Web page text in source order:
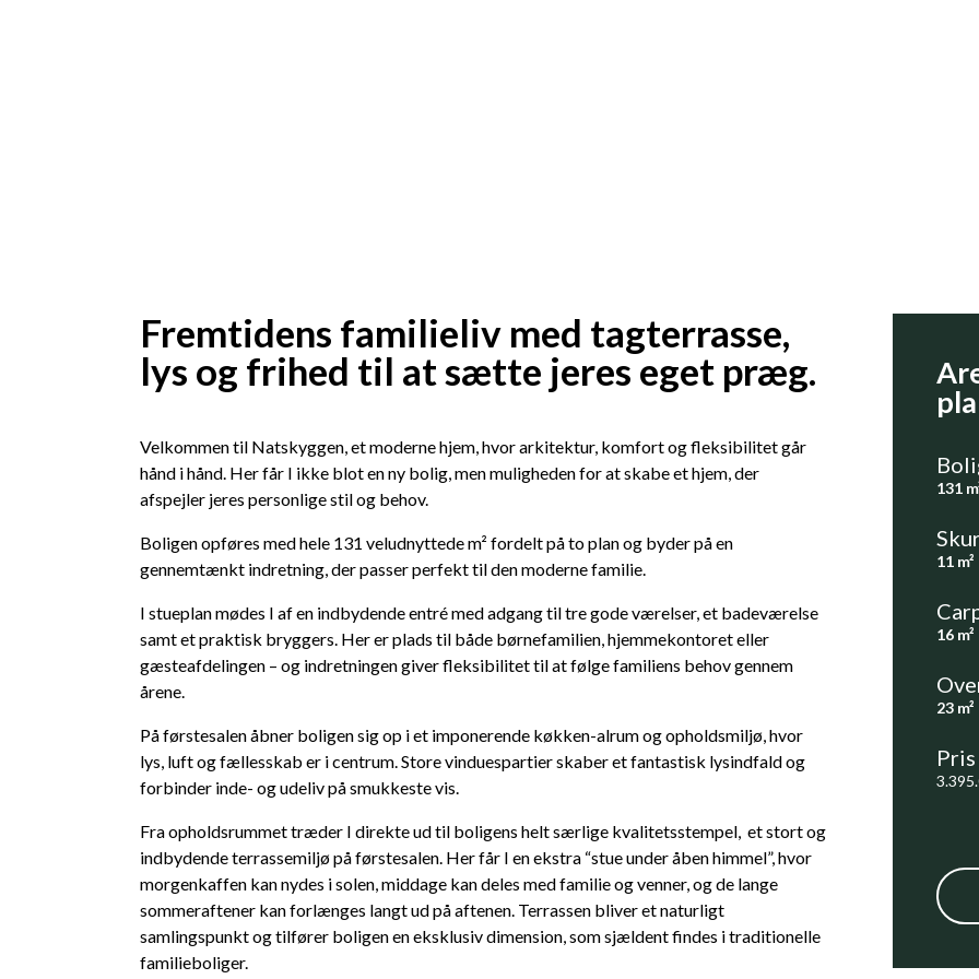
Fremtidens familieliv med tagterrasse,
lys og frihed til at sætte jeres eget præg.
Velkommen til Natskyggen, et moderne hjem, hvor arkitektur, komfort og fleksibilitet går
hånd i hånd. Her får I ikke blot en ny bolig, men muligheden for at skabe et hjem, der
afspejler jeres personlige stil og behov.
Boligen opføres med hele 131 veludnyttede m² fordelt på to plan og byder på en
gennemtænkt indretning, der passer perfekt til den moderne familie.
I stueplan mødes I af en indbydende entré med adgang til tre gode værelser, et badeværelse
samt et praktisk bryggers. Her er plads til både børnefamilien, hjemmekontoret eller
gæsteafdelingen – og indretningen giver fleksibilitet til at følge familiens behov gennem
årene.
På førstesalen åbner boligen sig op i et imponerende køkken-alrum og opholdsmiljø, hvor
lys, luft og fællesskab er i centrum. Store vinduespartier skaber et fantastisk lysindfald og
forbinder inde- og udeliv på smukkeste vis.
Fra opholdsrummet træder I direkte ud til boligens helt særlige kvalitetsstempel, et stort og
indbydende terrassemiljø på førstesalen. Her får I en ekstra “stue under åben himmel”, hvor
morgenkaffen kan nydes i solen, middage kan deles med familie og venner, og de lange
sommeraftener kan forlænges langt ud på aftenen. Terrassen bliver et naturligt
samlingspunkt og tilfører boligen en eksklusiv dimension, som sjældent findes i traditionelle
familieboliger.
131
11 m²
16 m²
23 m²
Pris